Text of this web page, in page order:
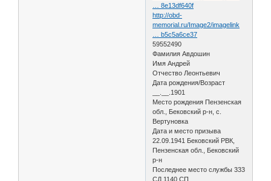
… 8e13df640f
http://obd-
memorial.ru/Image2/imagelink
… b5c5a6ce37
59552490
Фамилия Авдошин
Имя Андрей
Отчество Леонтьевич
Дата рождения/Возраст
__.__.1901
Место рождения Пензенская
обл., Бековский р-н, с.
Вертуновка
Дата и место призыва
22.09.1941 Бековский РВК,
Пензенская обл., Бековский
р-н
Последнее место службы 333
СД 1140 СП